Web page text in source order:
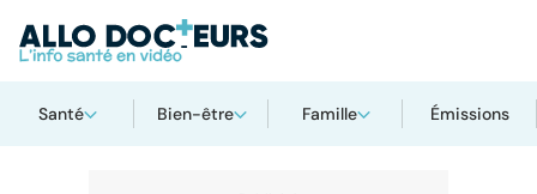
Santé Bien-être Famille Émissions